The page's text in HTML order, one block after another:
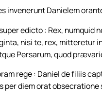
invenerunt Danielem
edicto : Rex, numquid
nisi te, rex, mitteretur
Persarum, quod
rege : Daniel de filiis
diem orat obsecratione